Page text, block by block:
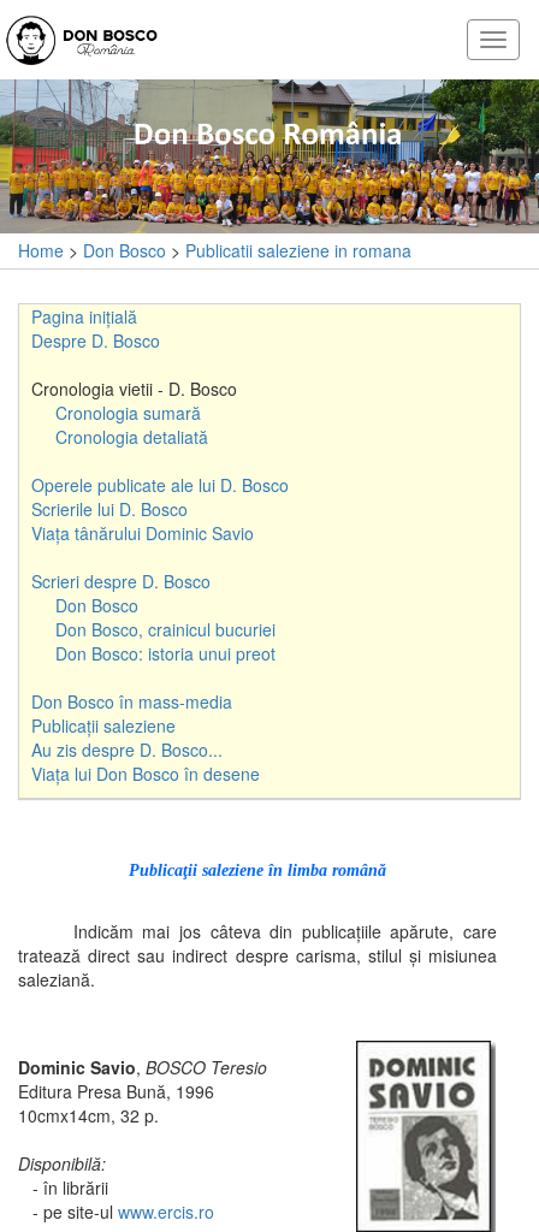
Home > Don Bosco > Publicatii saleziene in romana
Pagina inițială
Despre D. Bosco
Cronologia vietii - D. Bosco
Cronologia sumară
Cronologia detaliată
Operele publicate ale lui D. Bosco
Scrierile lui D. Bosco
Viața tânărului Dominic Savio
Scrieri despre D. Bosco
Don Bosco
Don Bosco, crainicul bucuriei
Don Bosco: istoria unui preot
Don Bosco în mass-media
Publicații saleziene
Au zis despre D. Bosco...
Viața lui Don Bosco în desene
Publicaţii saleziene în limba română
Indicăm mai jos câteva din publicaţiile apărute, care
tratează direct sau indirect despre carisma, stilul şi misiunea
saleziană.
Dominic Savio, BOSCO Teresio
Editura Presa Bună, 1996
10cmx14cm, 32 p.
Disponibilă:
- în librării
- pe site-ul www.ercis.ro